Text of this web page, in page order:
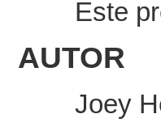
Este
AUTOR
Joey